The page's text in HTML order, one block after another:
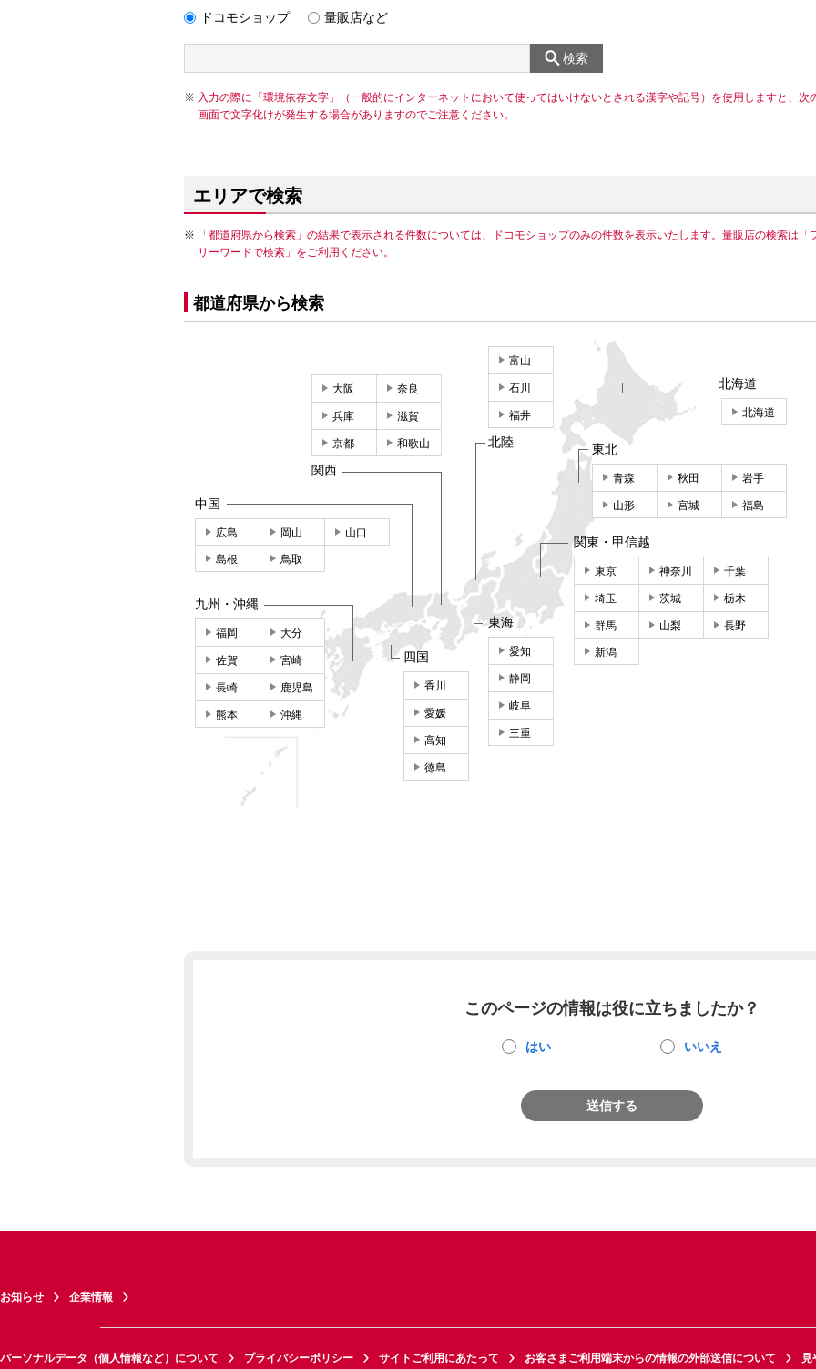
ドコモショップ
量販店など
検索
入力の際に「環境依存文字」（一般的にインターネットにおいて使ってはいけないとされる漢字や記号）を使用しますと、次
画面で文字化けが発生する場合がありますのでご注意ください。
エリアで検索
「都道府県から検索」の結果で表示される件数については、ドコモショップのみの件数を表示いたします。量販店の検索は「
リーワードで検索」をご利用ください。
都道府県から検索
北海道
北海道
東北
青森 秋田 岩手
山形 宮城 福島
関東・甲信越
東京 神奈川 千葉
埼玉 茨城 栃木
群馬 山梨 長野
新潟
東海
愛知
静岡
岐阜
三重
富山
石川
福井
北陸
大阪 奈良
兵庫 滋賀
京都 和歌山
関西
中国
広島 岡山 山口
島根 鳥取
四国
香川
愛媛
高知
徳島
九州・沖縄
福岡 大分
佐賀 宮崎
長崎 鹿児島
熊本 沖縄
このページの情報は役に立ちましたか？
はい いいえ
送信する
お知らせ 企業情報
パーソナルデータ（個人情報など）について プライバシーポリシー サイトご利用にあたって お客さまご利用端末からの情報の外部送信について 見